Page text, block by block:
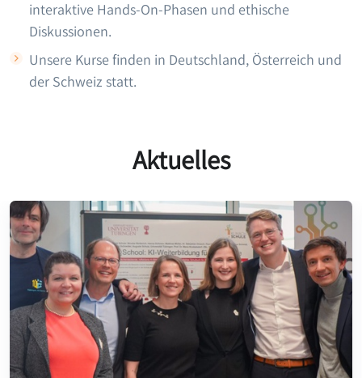
interaktive Hands-On-Phasen und ethische
Diskussionen.
Unsere Kurse finden in Deutschland, Österreich und
der Schweiz statt.
Aktuelles